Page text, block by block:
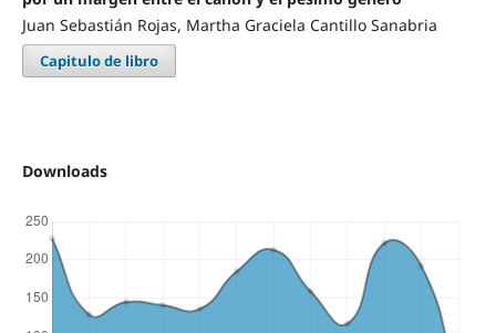
Juan Sebastián Rojas, Martha Graciela Cantillo Sanabria
Capitulo de libro
Downloads